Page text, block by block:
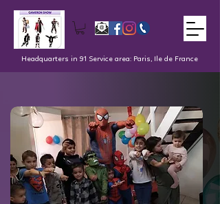
Headquarters in 91 Service area: Paris, Ile de France